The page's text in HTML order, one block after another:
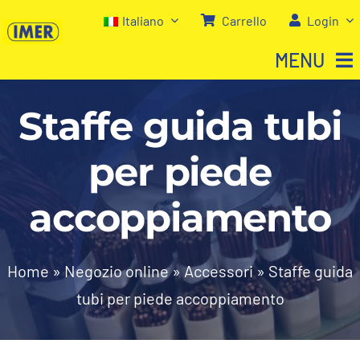
al
Italiano Carrello Login
MENU
Home
Chi siamo
I nostri servizi
Contatti
Staffe guida tubi
per piede
accoppiamento
Home » Negozio online»Accessori» Staffe guida
tubi per piede accoppiamento